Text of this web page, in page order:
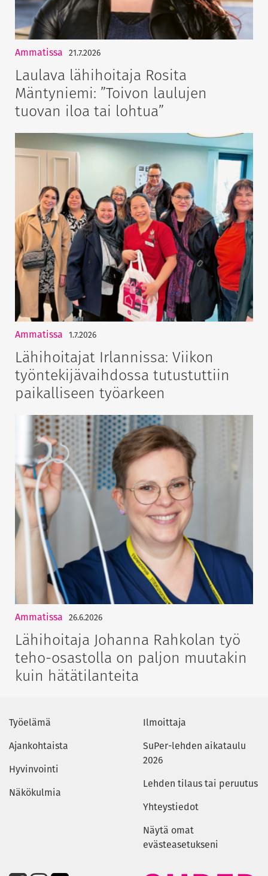
Ammatissa 21.7.2026
Laulava lähihoitaja Rosita
Mäntyniemi: ”Toivon laulujen
tuovan iloa tai lohtua”
Ammatissa 1.7.2026
Lähihoitajat Irlannissa: Viikon
työntekijävaihdossa tutustuttiin
paikalliseen työarkeen
Ammatissa 26.6.2026
Lähihoitaja Johanna Rahkolan työ
teho-osastolla on paljon muutakin
kuin hätätilanteita
Työelämä
Ajankohtaista
Hyvinvointi
Näkökulmia
Ilmoittaja
SuPer-lehden aikataulu
2026
Lehden tilaus tai peruutus
Yhteystiedot
Näytä omat
evästeasetukseni